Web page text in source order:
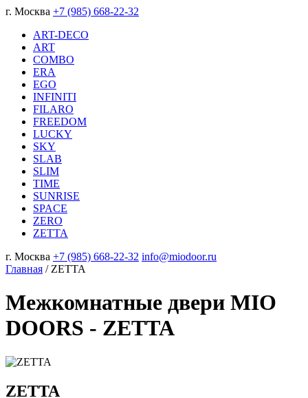
г. Москва +7 (985) 668-22-32
ART-DECO
ART
COMBO
ERA
EGO
INFINITI
FILARO
FREEDOM
LUCKY
SKY
SLAB
SLIM
TIME
SUNRISE
SPACE
ZERO
ZETTA
г. Москва +7 (985) 668-22-32 info@miodoor.ru
Главная / ZETTA
Межкомнатные двери MIO
DOORS - ZETTA
ZETTA